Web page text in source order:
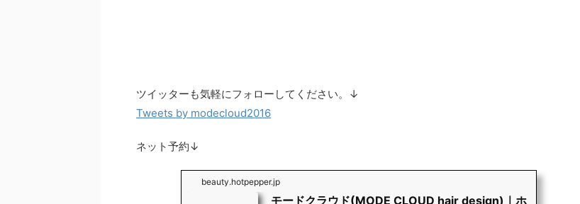
ツイッターも気軽にフォローしてください。↓
Tweets by modecloud2016
ネット予約↓
beauty.hotpepper.jp
モードクラウド(MODE CLOUD hair design)｜ホ